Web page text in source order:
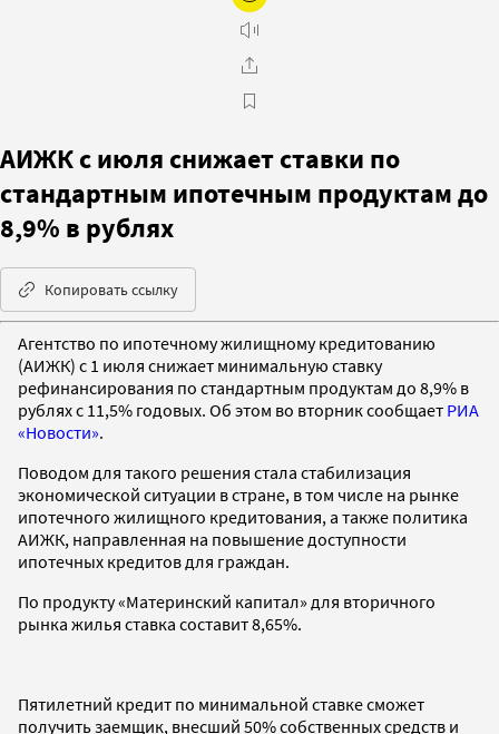
АИЖК с июля снижает ставки по
стандартным ипотечным продуктам до
8,9% в рублях
Копировать ссылку
Агентство по ипотечному жилищному кредитованию
(АИЖК) с 1 июля снижает минимальную ставку
рефинансирования по стандартным продуктам до 8,9% в
рублях с 11,5% годовых. Об этом во вторник сообщает РИА
«Новости».
Поводом для такого решения стала стабилизация
экономической ситуации в стране, в том числе на рынке
ипотечного жилищного кредитования, а также политика
АИЖК, направленная на повышение доступности
ипотечных кредитов для граждан.
По продукту «Материнский капитал» для вторичного
рынка жилья ставка составит 8,65%.
Пятилетний кредит по минимальной ставке сможет
получить заемщик, внесший 50% собственных средств и